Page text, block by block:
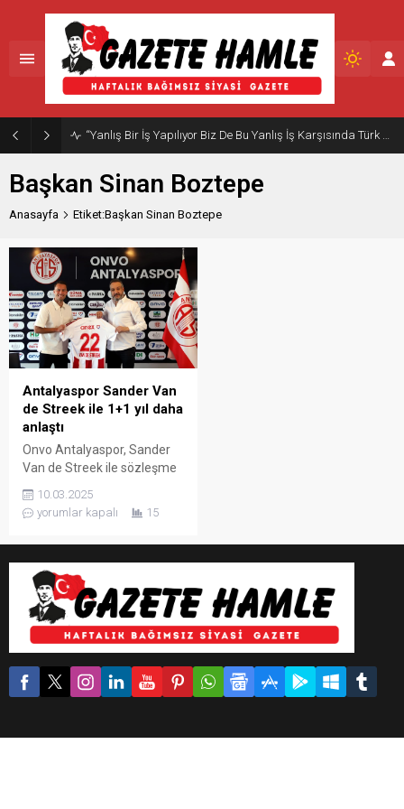
“Yanlış Bir İş Yapılıyor Biz De Bu Yanlış İş Karşısında Türk Milletini Uyarmaya Devam Edeceğiz”
Başkan Sinan Boztepe
Anasayfa Etiket:Başkan Sinan Boztepe
Antalyaspor Sander Van
de Streek ile 1+1 yıl daha
anlaştı
Onvo Antalyaspor, Sander
Van de Streek ile sözleşme
Atilla Vehbi Konuk
Tesisleri’nde Başkan Sinan
daha kırmızı beyaz renklere
bağlayan resmi imzayı attı.
SANDER ARTIK BİZDEN BİRİ
Onvo Antalyaspor iç
transferle ilgili çalışmalarını
sürdürüyor. 2 sezondur
Antalyaspor armasını
10.03.2025
yorumlar kapalı
15